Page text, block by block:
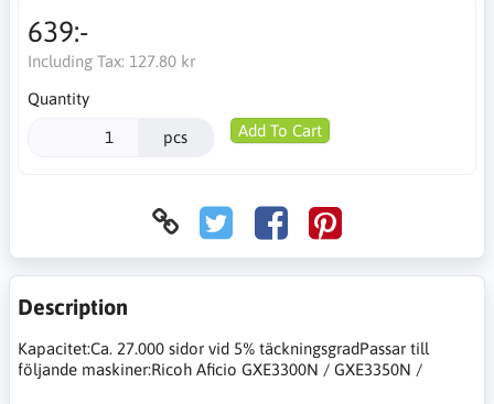
639:-
Including Tax: 127.80 kr
Quantity
pcs Add To Cart
Description
Kapacitet:Ca. 27.000 sidor vid 5% täckningsgradPassar till
följande maskiner:Ricoh Aficio GXE3300N / GXE3350N /